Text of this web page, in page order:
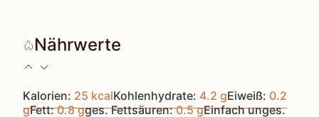
Nährwerte
Kalorien: 25 kcalKohlenhydrate: 4.2 gEiweiß: 0.2
gFett:0.8 gges. Fettsäuren:0.5 gEinfach unges.